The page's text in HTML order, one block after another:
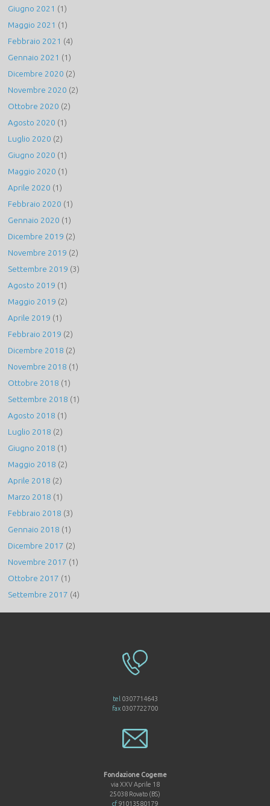
Giugno 2021 (1)
Maggio 2021 (1)
Febbraio 2021 (4)
Gennaio 2021 (1)
Dicembre 2020 (2)
Novembre 2020 (2)
Ottobre 2020 (2)
Agosto 2020 (1)
Luglio 2020 (2)
Giugno 2020 (1)
Maggio 2020 (1)
Aprile 2020 (1)
Febbraio 2020 (1)
Gennaio 2020 (1)
Dicembre 2019 (2)
Novembre 2019 (2)
Settembre 2019 (3)
Agosto 2019 (1)
Maggio 2019 (2)
Aprile 2019 (1)
Febbraio 2019 (2)
Dicembre 2018 (2)
Novembre 2018 (1)
Ottobre 2018 (1)
Settembre 2018 (1)
Agosto 2018 (1)
Luglio 2018 (2)
Giugno 2018 (1)
Maggio 2018 (2)
Aprile 2018 (2)
Marzo 2018 (1)
Febbraio 2018 (3)
Gennaio 2018 (1)
Dicembre 2017 (2)
Novembre 2017 (1)
Ottobre 2017 (1)
Settembre 2017 (4)
tel 0307714643
fax 0307722700
Fondazione Cogeme
via XXV Aprile 18
25038 Rovato (BS)
cf91013580179